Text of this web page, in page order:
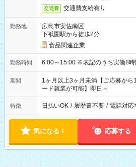
交通費 交通費支給有り
勤務地
広島市安佐南区
下祇園駅から徒歩2分
食品関連企業
勤務時間 6:00～15:00 ※表記のうち実働
期間
1ヶ月以上3ヶ月未満【ご応募か
ード就業が可能】即日～
特徴 日払いOK / 履歴書不要 / 電話対応
気になる！ 応募する